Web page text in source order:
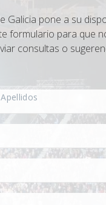
Galicia pone a su
formulario para que
consultas o